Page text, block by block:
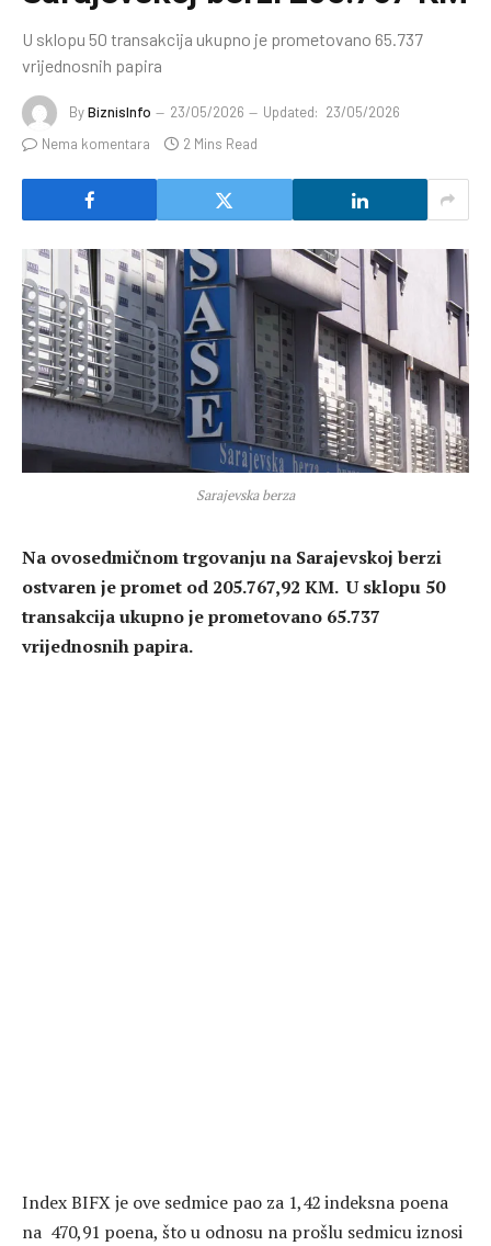
U sklopu 50 transakcija ukupno je prometovano 65.737
vrijednosnih papira
ByBiznisInfo 23/05/2026 Updated: 23/05/2026
Nema komentara
2 Mins Read
Sarajevska berza
Na ovosedmičnom trgovanju na Sarajevskoj berzi
ostvaren je promet od 205.767,92 KM. U sklopu 50
transakcija ukupno je prometovano 65.737
vrijednosnih papira.
Index BIFX je ove sedmice pao za 1,42 indeksna poena
na 470,91 poena, što u odnosu na prošlu sedmicu iznosi